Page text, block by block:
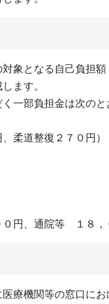
象となる自己負担
ます。
一部負担金は次のと
道整復２７０円）
円、通院等 １８，
療機関等の窓口にお